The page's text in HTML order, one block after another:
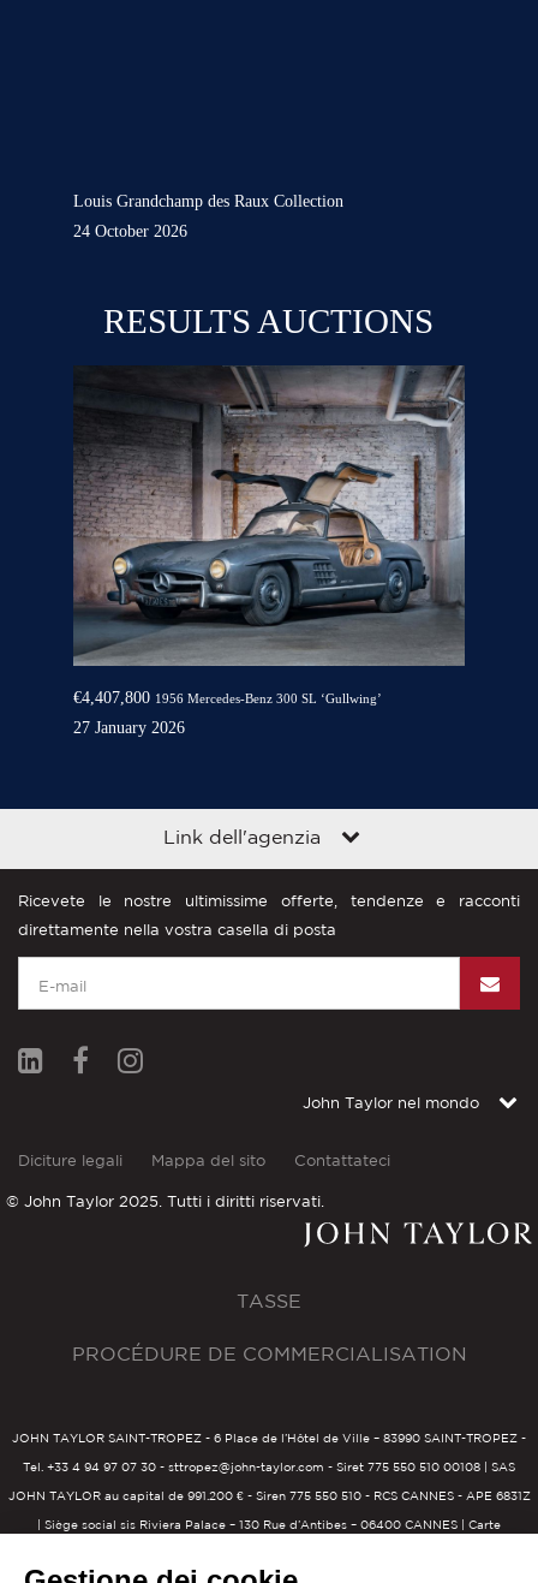
Louis Grandchamp des Raux Collection
24 October 2026
RESULTS AUCTIONS
€4,407,800 1956 Mercedes-Benz 300 SL ‘Gullwing’
27 January 2026
Link dell'agenzia
Ricevete le nostre ultimissime offerte, tendenze e racconti
direttamente nella vostra casella di posta
John Taylor nel mondo
Diciture legali Mappa del sito Contattateci
© John Taylor 2025. Tutti i diritti riservati.
TASSE
PROCÉDURE DE COMMERCIALISATION
JOHN TAYLOR SAINT-TROPEZ - 6 Place de l’Hôtel de Ville – 83990 SAINT-TROPEZ -
Tel. +33 4 94 97 07 30 - sttropez@john-taylor.com - Siret 775 550 510 00108 | SAS
JOHN TAYLOR au capital de 991.200 € - Siren 775 550 510 - RCS CANNES - APE 6831Z
| Siège social sis Riviera Palace – 130 Rue d’Antibes – 06400 CANNES | Carte